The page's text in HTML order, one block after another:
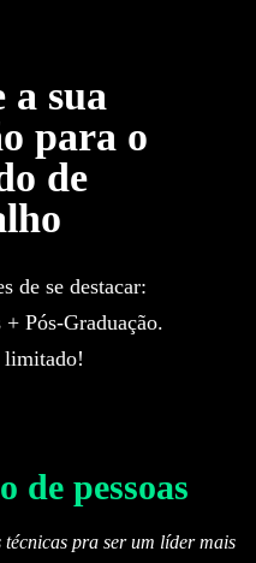
a sua
para o
de
de se destacar:
Pós-Graduação.
limitado!
de pessoas
pra ser um líder mais